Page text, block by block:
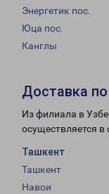
Энергетик пос.
Юца пос.
Канглы
Доставка
Из филиала в
осуществляется
Ташкент
Ташкент
Навои